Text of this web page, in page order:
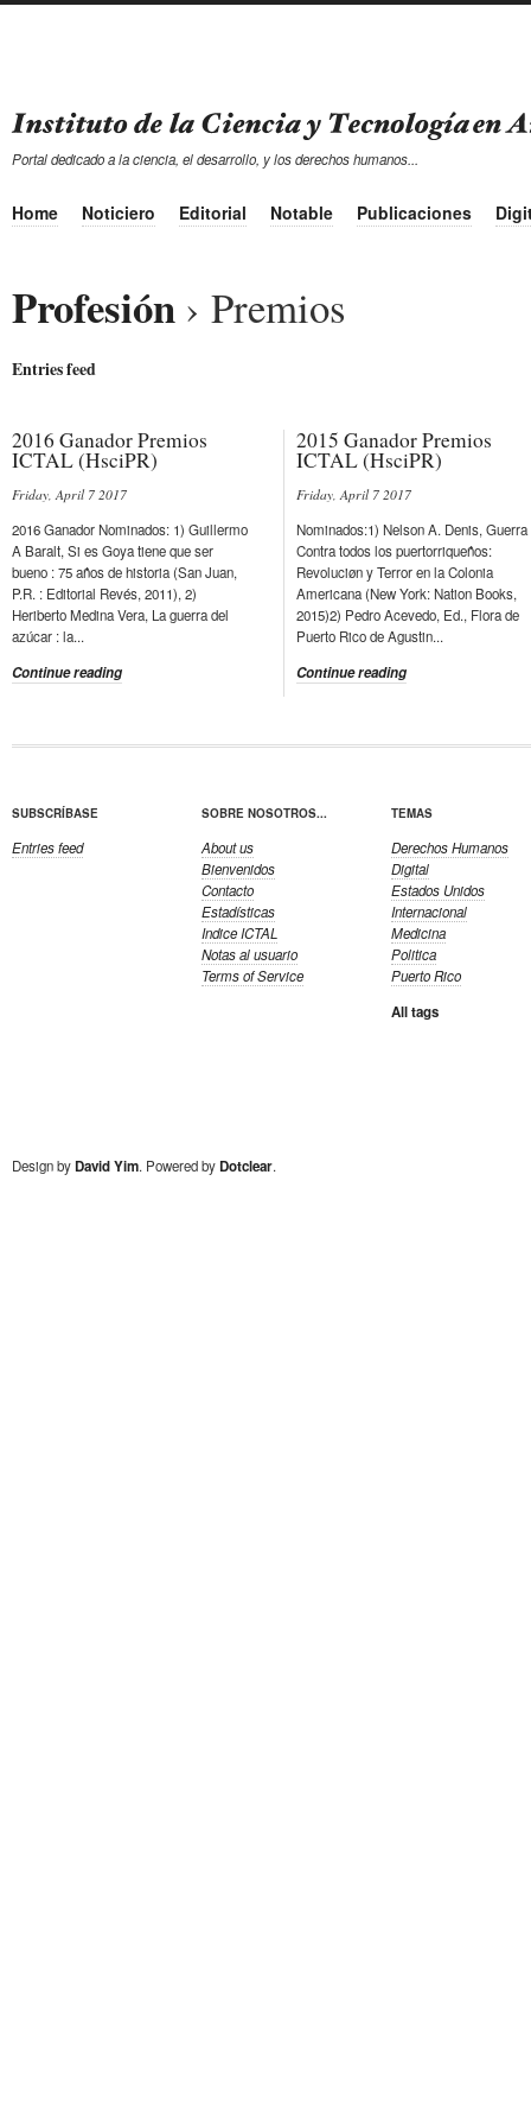
Portal dedicado a la ciencia, el desarrollo, y los derechos humanos...
Home Noticiero Editorial Notable Publicaciones
Profesión › Premios
Entries feed
2016 Ganador Premios
ICTAL (HsciPR)
Friday, April 7 2017
2016 Ganador Nominados: 1) Guillermo
A Baralt, Si es Goya tiene que ser
bueno : 75 años de historia (San Juan,
P.R. : Editorial Revés, 2011), 2)
Heriberto Medina Vera, La guerra del
azúcar : la...
Continue reading
2015 Ganador Premios
ICTAL (HsciPR)
Friday, April 7 2017
Nominados:1) Nelson A. Denis, Guerra
Contra todos los puertorriqueños:
Revoluciøn y Terror en la Colonia
Americana (New York: Nation Books,
2015)2) Pedro Acevedo, Ed., Flora de
Puerto Rico de Agustin...
Continue reading
SUBSCRÍBASE
Entries feed
SOBRE NOSOTROS...
About us
Bienvenidos
Contacto
Estadísticas
Indice ICTAL
Notas al usuario
Terms of Service
TEMAS
Derechos Humanos
Digital
Estados Unidos
Internacional
Medicina
Politica
Puerto Rico
All tags
Design byDavid Yim. Powered byDotclear.